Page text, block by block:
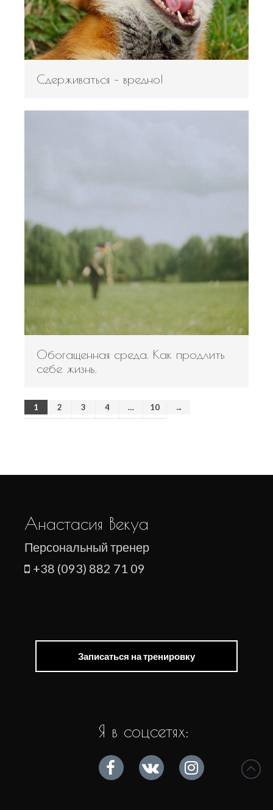
Сдерживаться – вредно!
Обогащенная среда. Как продлить
себе жизнь.
1 2 3 4 … 10 →
Анастасия Векуа
Персональный тренер
+38 (093) 882 71 09
Записаться на тренировку
Я в соцсетях: